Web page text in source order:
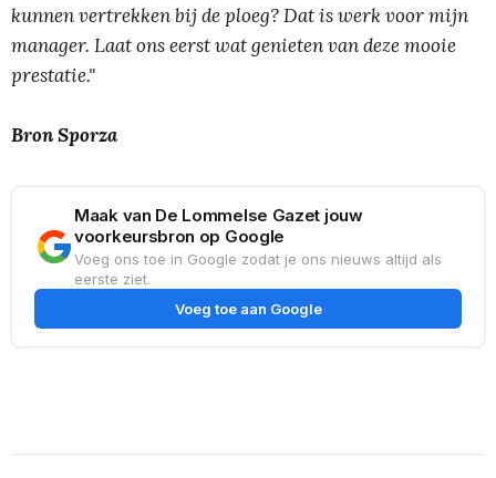
kunnen vertrekken bij de ploeg? Dat is werk voor mijn
manager. Laat ons eerst wat genieten van deze mooie
prestatie."
Bron Sporza
Maak van De Lommelse Gazet jouw
voorkeursbron op Google
Voeg ons toe in Google zodat je ons nieuws altijd als
eerste ziet.
Voeg toe aan Google